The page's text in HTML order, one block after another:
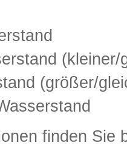
(kleiner/
(größer/
finden Sie